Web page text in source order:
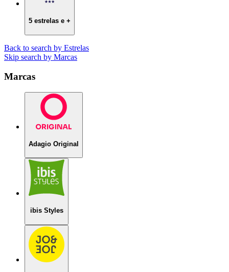
5 estrelas e +
Back to search by Estrelas
Skip search by Marcas
Marcas
Adagio Original
ibis Styles